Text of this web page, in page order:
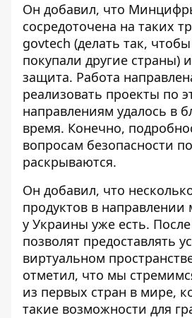
Он добавил, что
сосредоточена на таких
govtech (делать так,
покупали другие страны)
защита. Работа
реализовать проекты по
направлениям удалось в
время. Конечно,
вопросам безопасности
раскрываются.
Он добавил, что
продуктов в направлении
у Украины уже есть.
позволят предоставлять
виртуальном
отметил, что мы
из первых стран в мире,
такие возможности для